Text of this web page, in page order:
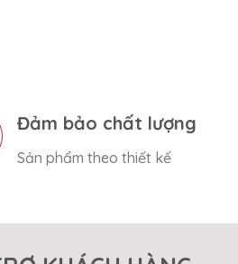
Đảm bảo chất lượng
Sản phẩm theo thiết kế